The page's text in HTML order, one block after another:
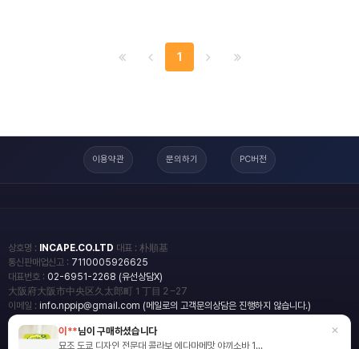
1
이용약관 문의하기 PC버전
상호명 : INCAPE.CO.LTD 대표 : 朴順基
통신판매업신고 : 7110005926625
대표번호 : 02-6951-2268 (유선상담X)
大阪府大阪市中央区久太郎町１丁目２−27
이메일 : info.nppip@gmail.com (메일로의 고객문의상담은 진행하지 않습니다.)
copyright
일본직구쇼핑몰 엔핍
2018 All rights reserved.
이**님이 구매하셨습니다
묘조 도쿄 디자인 전문대 콜라보 에다마메맛 야끼소바 1...
×